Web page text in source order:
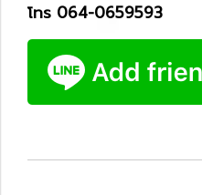
โทร 064-0659593